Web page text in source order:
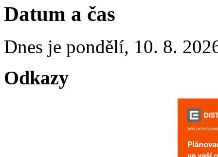
Datum a čas
Dnes je pondělí, 10. 8.
Odkazy